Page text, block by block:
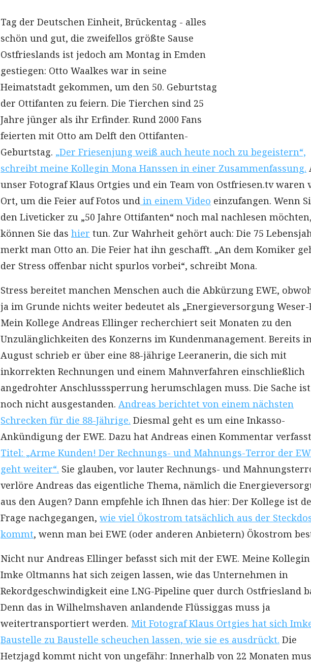
Tag der Deutschen Einheit, Brückentag - alles
schön und gut, die zweifellos größte Sause
Ostfrieslands ist jedoch am Montag in Emden
gestiegen: Otto Waalkes war in seine
Heimatstadt gekommen, um den 50. Geburtstag
der Ottifanten zu feiern. Die Tierchen sind 25
Jahre jünger als ihr Erfinder. Rund 2000 Fans
feierten mit Otto am Delft den Ottifanten-
Geburtstag. „Der Friesenjung weiß auch heute noch zu begeistern“,
schreibt meine Kollegin Mona Hanssen in einer Zusammenfassung.
unser Fotograf Klaus Ortgies und ein Team von Ostfriesen.tv waren
Ort, um die Feier auf Fotos und in einem Video einzufangen. Wenn
den Liveticker zu „50 Jahre Ottifanten“ noch mal nachlesen möchten,
können Sie das hier tun. Zur Wahrheit gehört auch: Die 75
merkt man Otto an. Die Feier hat ihn geschafft. „An dem Komiker
der Stress offenbar nicht spurlos vorbei“, schreibt Mona.
Stress bereitet manchen Menschen auch die Abkürzung EWE,
ja im Grunde nichts weiter bedeutet als „Energieversorgung Weser-
Mein Kollege Andreas Ellinger recherchiert seit Monaten zu den
Unzulänglichkeiten des Konzerns im Kundenmanagement. Bereits
August schrieb er über eine 88-jährige Leeranerin, die sich mit
inkorrekten Rechnungen und einem Mahnverfahren einschließlich
angedrohter Anschlusssperrung herumschlagen muss. Die Sache ist
noch nicht ausgestanden. Andreas berichtet von einem nächsten
Schrecken für die 88-Jährige. Diesmal geht es um eine Inkasso-
Ankündigung der EWE. Dazu hat Andreas einen Kommentar
Titel: „Arme Kunden! Der Rechnungs- und Mahnungs-Terror der
geht weiter“. Sie glauben, vor lauter Rechnungs- und
verlöre Andreas das eigentliche Thema, nämlich die
aus den Augen? Dann empfehle ich Ihnen das hier: Der Kollege ist
Frage nachgegangen, wie viel Ökostrom tatsächlich aus der
kommt, wenn man bei EWE (oder anderen Anbietern) Ökostrom
Nicht nur Andreas Ellinger befasst sich mit der EWE. Meine Kollegin
Imke Oltmanns hat sich zeigen lassen, wie das Unternehmen in
Rekordgeschwindigkeit eine LNG-Pipeline quer durch Ostfriesland
Denn das in Wilhelmshaven anlandende Flüssiggas muss ja
weitertransportiert werden. Mit Fotograf Klaus Ortgies hat sich
Baustelle zu Baustelle scheuchen lassen, wie sie es ausdrückt. Die
Hetzjagd kommt nicht von ungefähr: Innerhalb von 22 Monaten